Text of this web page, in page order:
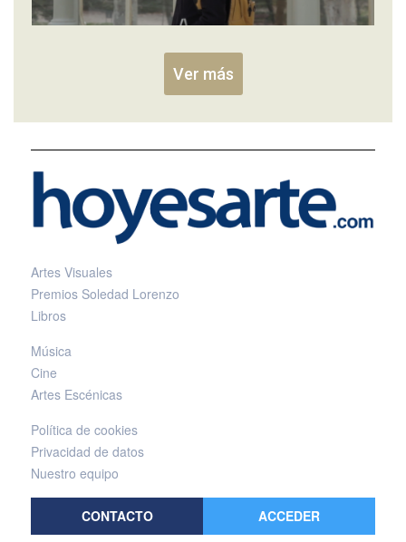
Ver más
Artes Visuales
Premios Soledad Lorenzo
Libros
Música
Cine
Artes Escénicas
Política de cookies
Privacidad de datos
Nuestro equipo
CONTACTO ACCEDER